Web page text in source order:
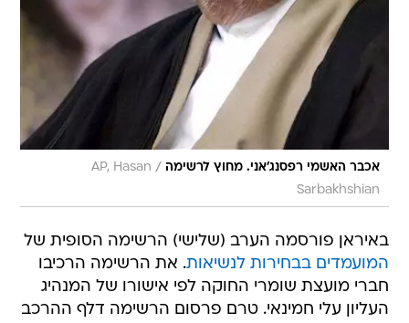
אכבר האשמי רפסנג'אני. מחוץ לרשימה /
AP, Hasan
Sarbakhshian
באיראן פורסמה הערב (שלישי) הרשימה הסופית של
המועמדים בבחירות לנשיאות. את הרשימה הרכיבו
חברי מועצת שומרי החוקה לפי אישורו של המנהיג
העליון עלי חמינאי. טרם פרסום הרשימה דלף ההרכב